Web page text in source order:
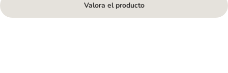
Valora el producto